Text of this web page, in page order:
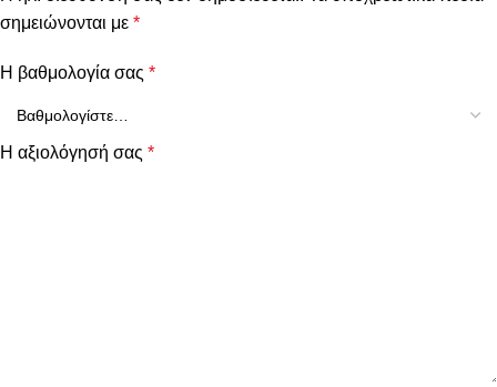
σημειώνονται με *
Η βαθμολογία σας *
Η αξιολόγησή σας *